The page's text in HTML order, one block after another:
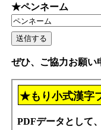
★ペンネーム
ぜひ、ご協力お願い